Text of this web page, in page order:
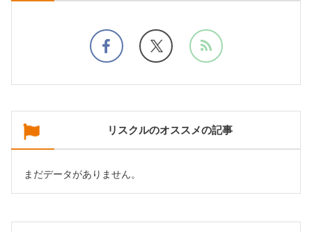
リスクルのオススメの記事
まだデータがありません。